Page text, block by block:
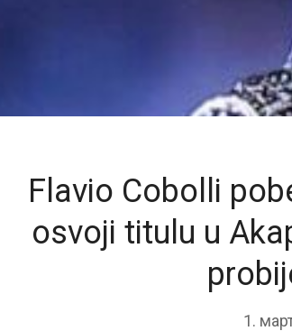
Flavio Cobolli
osvoji titulu u
1.